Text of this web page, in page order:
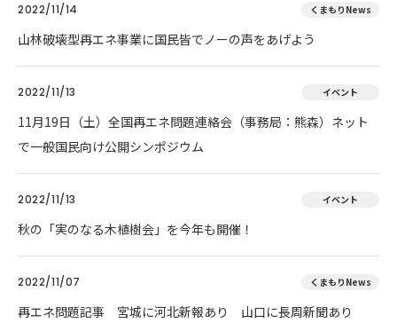
2022/11/14 くまもりNews
山林破壊型再エネ事業に国民皆でノーの声をあげよう
2022/11/13 イベント
11月19日（土）全国再エネ問題連絡会（事務局：熊森）ネット
で一般国民向け公開シンポジウム
2022/11/13 イベント
秋の「実のなる木植樹会」を今年も開催！
2022/11/07 くまもりNews
再エネ問題記事 宮城に河北新報あり 山口に長周新聞あり